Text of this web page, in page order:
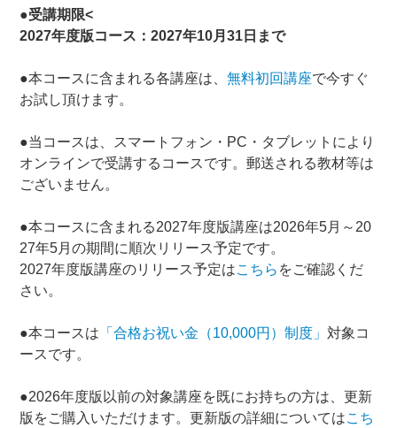
●受講期限<
2027年度版コース：2027年10月31日まで
●本コースに含まれる各講座は、無料初回講座で今すぐ
お試し頂けます。
●当コースは、スマートフォン・PC・タブレットにより
オンラインで受講するコースです。郵送される教材等は
ございません。
●本コースに含まれる2027年度版講座は2026年5月～20
27年5月の期間に順次リリース予定です。
2027年度版講座のリリース予定はこちら をご確認くだ
さい。
●本コースは 「合格お祝い金（10,000円）制度」 対象コ
ースです。
●2026年度版以前の対象講座を既にお持ちの方は、更新
版をご購入いただけます。更新版の詳細についてはこち